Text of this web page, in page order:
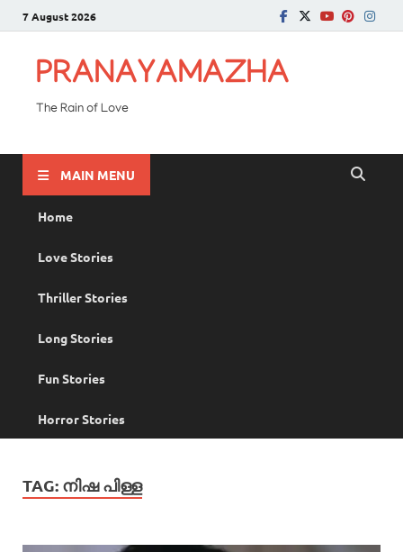
7 August 2026
PRANAYAMAZHA
The Rain of Love
MAIN MENU
Home
Love Stories
Thriller Stories
Long Stories
Fun Stories
Horror Stories
TAG: നിഷ പിള്ള